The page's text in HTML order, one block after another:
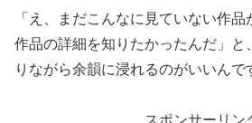
「え、まだこんなに見ていない作
作品の詳細を知りたかったんだ」と
りながら余韻に浸れるのがいいんで